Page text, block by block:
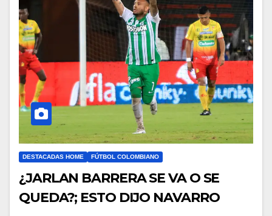
DESTACADAS HOME FÚTBOL COLOMBIANO
¿JARLAN BARRERA SE VA O SE
QUEDA?; ESTO DIJO NAVARRO